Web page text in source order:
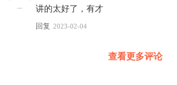
讲的太好了，有才
回复 2023-02-04
查看更多评论